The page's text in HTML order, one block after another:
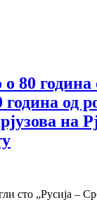
80 година
година од
на
сто „Русија –